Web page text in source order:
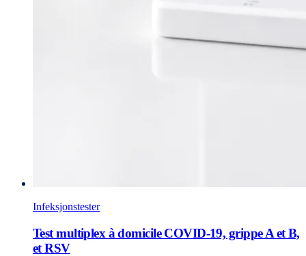
Infeksjonstester
Test multiplex à domicile COVID-19, grippe A et B,
et RSV